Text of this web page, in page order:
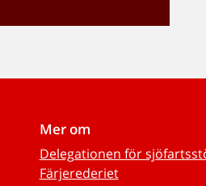
Mer om
Delegationen för
Färjerederiet